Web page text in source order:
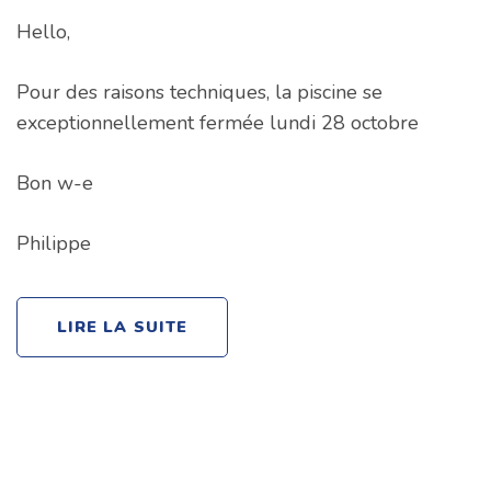
Hello,
Pour des raisons techniques, la piscine se
exceptionnellement fermée lundi 28 octobre
Bon w-e
Philippe
LIRE LA SUITE